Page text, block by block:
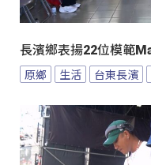
長濱鄉表揚22位模範
原鄉 生活 台東長濱